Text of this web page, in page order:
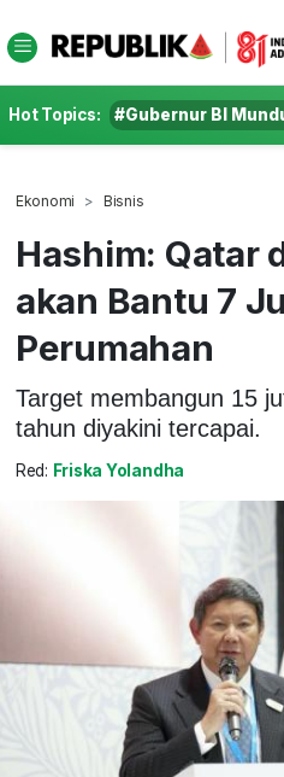
Hot Topics: #Gubernur BI
Ekonomi Bisnis
Hashim: Qatar
akan Bantu 7
Perumahan
Target membangun 15
tahun diyakini tercapai.
Red: Friska Yolandha